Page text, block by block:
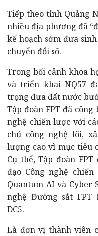
Tiếp theo tỉnh Quảng
nhiều địa phương đã
kế hoạch sớm đưa
chuyển đổi số.
Trong bối cảnh khoa
và triển khai NQ57
trọng đưa đất nước
Tập đoàn FPT đã
nghệ chiến lược với
chủ công nghệ lõi,
lượng cao vì mục tiêu
Cụ thể, Tập đoàn
đạo Công nghệ
Quantum AI và Cyber
nghệ Đường sắt FPT
DC5.
Là đơn vị thành viên